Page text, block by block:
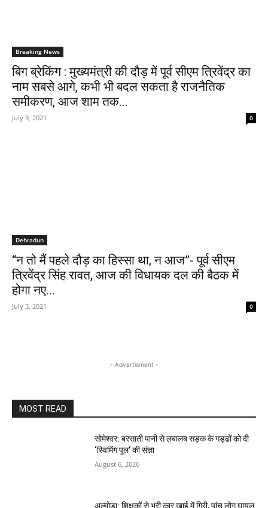
Breaking News
बिग ब्रेकिंग : मुख्यमंत्री की दौड़ में पूर्व सीएम त्रिवेंद्र का
नाम सबसे आगे, कभी भी बदल सकता है राजनैतिक
समीकरण, आज शाम तक...
July 3, 2021 0
Dehradun
“न तो मैं पहले दौड़ का हिस्सा था, न आज”- पूर्व सीएम
त्रिवेंद्र सिंह रावत, आज की विधायक दल की बैठक में
होगा नए...
July 3, 2021 0
- Advertisment -
MOST READ
सोमेश्वर: बरसाती पानी से लबालब सड़क के गड्ढों को दी
‘स्विमिंग पूल’ की संज्ञा
August 6, 2026
अल्मोड़ा: शिक्षकों से भरी कार खाई में गिरी, पांच लोग घायल